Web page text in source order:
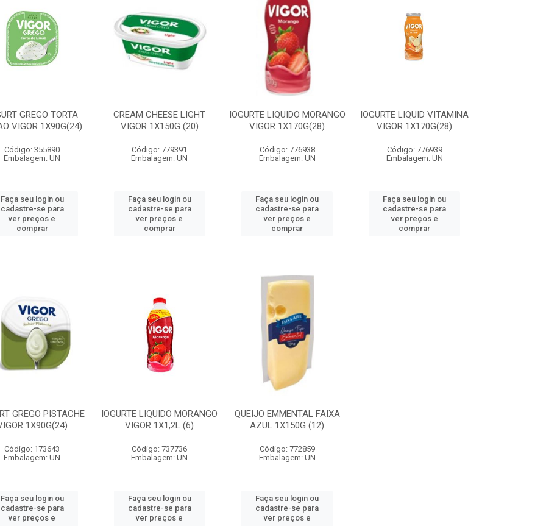
GREGO TORTA
VIGOR 1X90G(24)
Código: 355890
Embalagem: UN
Faça seu login ou
cadastre-se para
ver preços e
comprar
CREAM CHEESE LIGHT
VIGOR 1X150G (20)
Código: 779391
Embalagem: UN
Faça seu login ou
cadastre-se para
ver preços e
comprar
IOGURTE LIQUIDO MORANGO
VIGOR 1X170G(28)
Código: 776938
Embalagem: UN
Faça seu login ou
cadastre-se para
ver preços e
comprar
IOGURTE LIQUID VITAMINA
VIGOR 1X170G(28)
Código: 776939
Embalagem: UN
Faça seu login ou
cadastre-se para
ver preços e
comprar
GREGO PISTACHE
1X90G(24)
Código: 173643
Embalagem: UN
Faça seu login ou
cadastre-se para
ver preços e
IOGURTE LIQUIDO MORANGO
VIGOR 1X1,2L (6)
Código: 737736
Embalagem: UN
Faça seu login ou
cadastre-se para
ver preços e
QUEIJO EMMENTAL FAIXA
AZUL 1X150G (12)
Código: 772859
Embalagem: UN
Faça seu login ou
cadastre-se para
ver preços e